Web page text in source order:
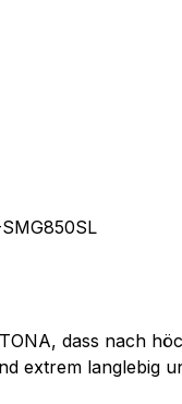
dass nach
extrem langlebig